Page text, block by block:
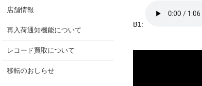
B1:
店舗情報
再入荷通知機能について
レコード買取について
移転のおしらせ